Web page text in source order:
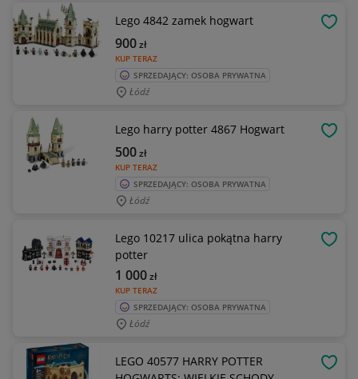
Lego 4842 zamek hogwart
KUP TERAZ
900zł
SPRZEDAJĄCY: OSOBA PRYWATNA
Łódź
Lego harry potter 4867 Hogwart
KUP TERAZ
500zł
SPRZEDAJĄCY: OSOBA PRYWATNA
Łódź
Lego 10217 ulica pokątna harry
potter
KUP TERAZ
1 000zł
SPRZEDAJĄCY: OSOBA PRYWATNA
Łódź
LEGO 40577 HARRY POTTER